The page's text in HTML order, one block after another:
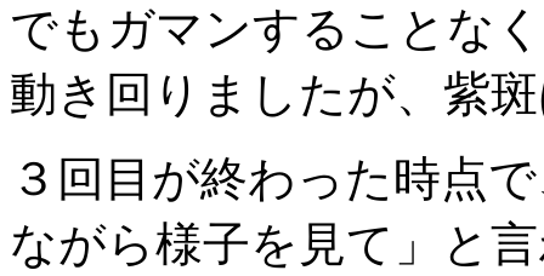
でもガマンすることなく
動き回りましたが、紫
３回目が終わった時点
ながら様子を見て」と